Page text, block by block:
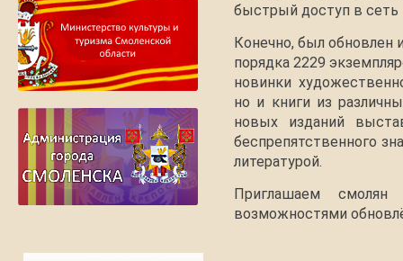
быстрый доступ в сеть
Конечно, был
порядка 2229
новинки
но и книги из
новых изданий
беспрепятственного
литературой.
Приглашаем смолян
возможностями